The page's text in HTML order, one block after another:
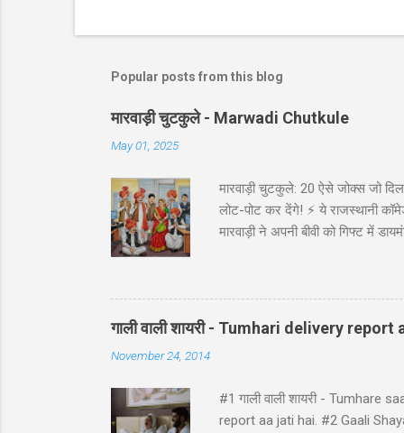
Popular posts from this blog
मारवाड़ी चुटकुले - Marwadi Chutkule
May 01, 2025
मारवाड़ी चुटकुले: 20 ऐसे जोक्स जो
लोट-पोट कर देंगे! ⚡ ये राजस्थानी
मारवाड़ी ने अपनी बीवी को गिफ्ट में
गाड़ी ₹5,000 में बेच दी! पापा: पर वो
पत्नी को ₹5000 दिए और कहा:
गाली वाली शायरी - Tumhari delivery
November 24, 2014
#1 गाली वाली शायरी -
report aa jati hai. #2 Gaali